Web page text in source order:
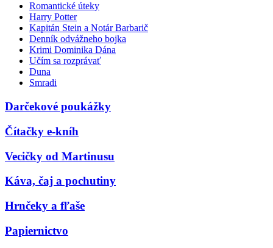
Romantické úteky
Harry Potter
Kapitán Stein a Notár Barbarič
Denník odvážneho bojka
Krimi Dominika Dána
Učím sa rozprávať
Duna
Smradi
Darčekové poukážky
Čítačky e-kníh
Vecičky od Martinusu
Káva, čaj a pochutiny
Hrnčeky a fľaše
Papiernictvo